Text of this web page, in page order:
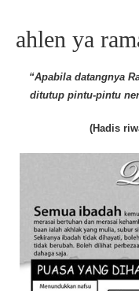
ahlen ya
“Apabila datangnya
ditutup pintu-pintu
(Hadis